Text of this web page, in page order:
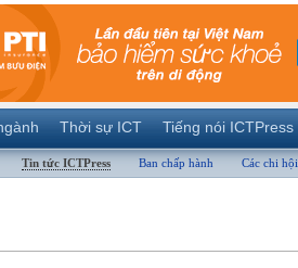
Thời sự ICT Tiếng nói ICTPress
Tin tức ICTPress Ban chấp hành Các chi hội